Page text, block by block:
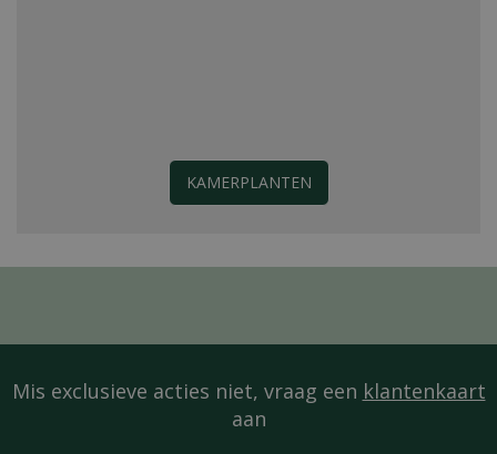
KAMERPLANTEN
Mis exclusieve acties niet, vraag een klantenkaart
aan